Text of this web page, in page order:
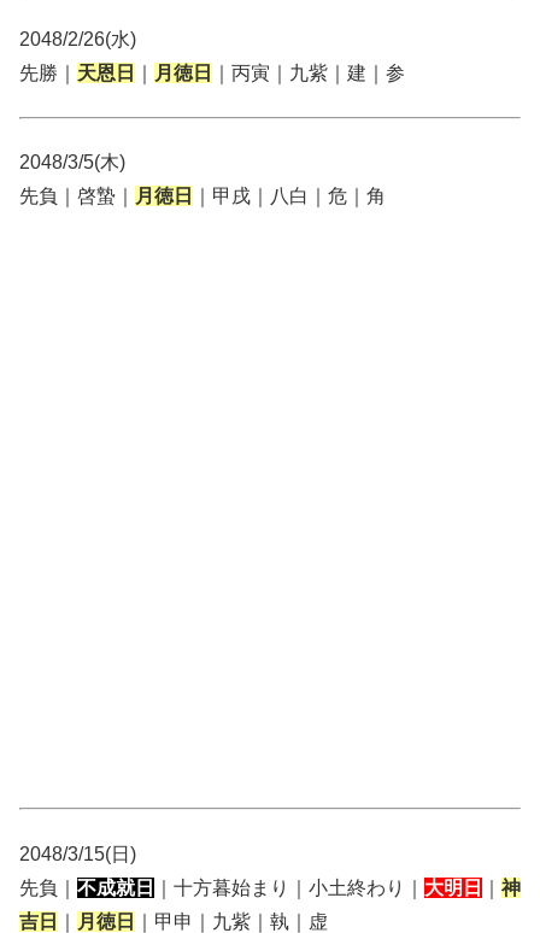
2048/2/26(水)
先勝｜ 天恩日 月徳日 ｜丙寅｜九紫｜建｜参
2048/3/5(木)
先負｜啓蟄｜
月徳日 ｜甲戌｜八白｜危｜角
2048/3/15(日)
先負｜ 不成就日 ｜十方暮始まり｜小土終わり｜ 大明日
神
吉日
月徳日 ｜甲申｜九紫｜執｜虚